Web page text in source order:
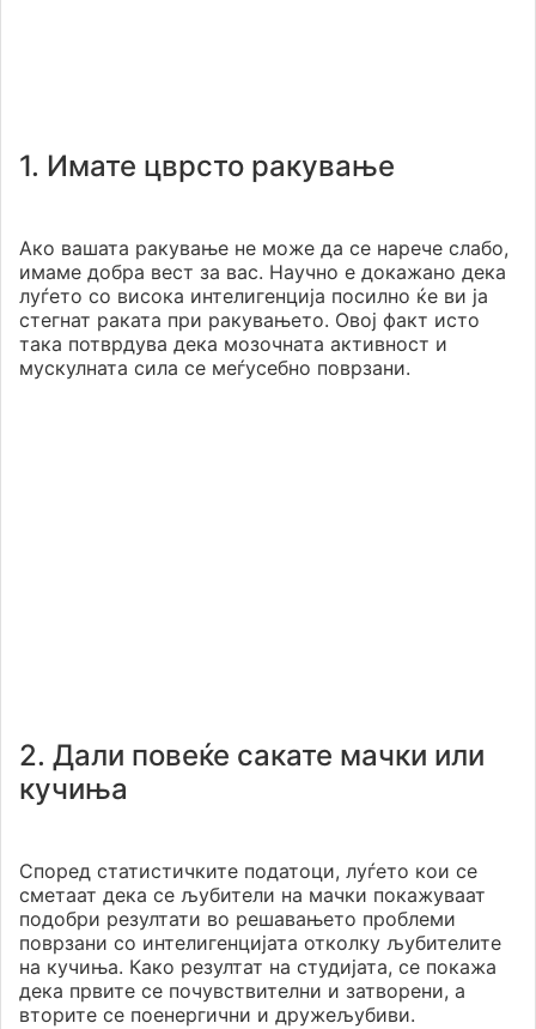
1. Имате цврсто ракување
Ако вашата ракување не може да се нарече слабо,
имаме добра вест за вас. Научно е докажано дека
луѓето со висока интелигенција посилно ќе ви ја
стегнат раката при ракувањето. Овој факт исто
така потврдува дека мозочната активност и
мускулната сила се меѓусебно поврзани.
2. Дали повеќе сакате мачки или
кучиња
Според статистичките податоци, луѓето кои се
сметаат дека се љубители на мачки покажуваат
подобри резултати во решавањето проблеми
поврзани со интелигенцијата отколку љубителите
на кучиња. Како резултат на студијата, се покажа
дека првите се почувствителни и затворени, а
вторите се поенергични и дружељубиви.